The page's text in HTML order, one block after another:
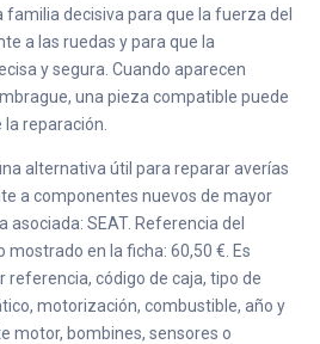
familia decisiva para que la fuerza del
a las ruedas y para que la
y segura. Cuando aparecen
una pieza compatible puede
reparación.
alternativa útil para reparar averías
a componentes nuevos de mayor
asociada: SEAT. Referencia del
mostrado en la ficha: 60,50 €. Es
código de caja, tipo de
motorización, combustible, año y
motor, bombines, sensores o